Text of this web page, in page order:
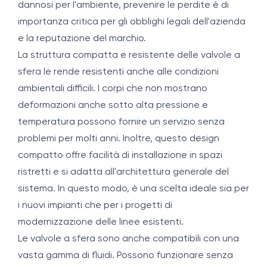
dannosi per l'ambiente, prevenire le perdite è di
importanza critica per gli obblighi legali dell'azienda
e la reputazione del marchio.
La struttura compatta e resistente delle valvole a
sfera le rende resistenti anche alle condizioni
ambientali difficili. I corpi che non mostrano
deformazioni anche sotto alta pressione e
temperatura possono fornire un servizio senza
problemi per molti anni. Inoltre, questo design
compatto offre facilità di installazione in spazi
ristretti e si adatta all'architettura generale del
sistema. In questo modo, è una scelta ideale sia per
i nuovi impianti che per i progetti di
modernizzazione delle linee esistenti.
Le valvole a sfera sono anche compatibili con una
vasta gamma di fluidi. Possono funzionare senza